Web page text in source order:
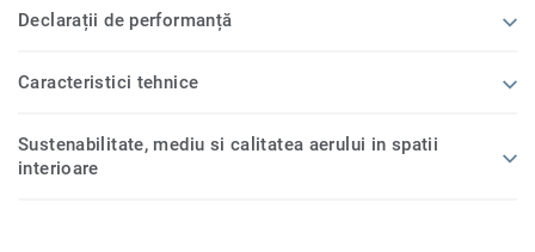
Declarații de performanță
Caracteristici tehnice
Sustenabilitate, mediu si calitatea aerului in spatii
interioare